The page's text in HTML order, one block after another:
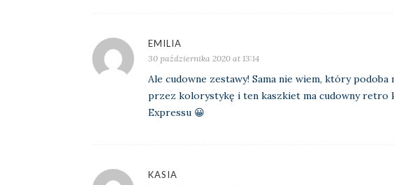
EMILIA
30 października 2020 at 13:14
Ale cudowne zestawy! Sama nie wiem, który
przez kolorystykę i ten kaszkiet ma cudowny retro
Expressu 😀
KASIA